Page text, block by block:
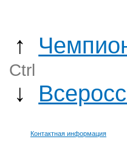
↑
Ctrl
↓
Контактная информация